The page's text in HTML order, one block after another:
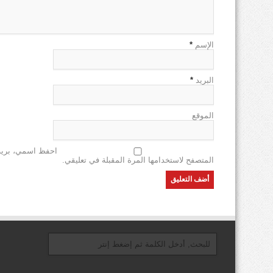
الإسم *
البريد *
الموقع
احفظ اسمي،
المتصفح لاستخدامها المرة المقبلة في تعليقي.